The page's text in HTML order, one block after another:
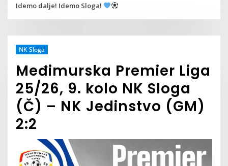
Idemo dalje! Idemo Sloga!
NK Sloga
Međimurska Premier Liga
25/26, 9. kolo NK Sloga
(Č) – NK Jedinstvo (GM)
2:2